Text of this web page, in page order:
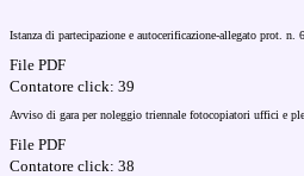
Istanza di partecipazione e autocerificazione-allegato prot. n.
File PDF
Contatore click: 39
Avviso di gara per noleggio triennale fotocopiatori uffici e
File PDF
Contatore click: 38